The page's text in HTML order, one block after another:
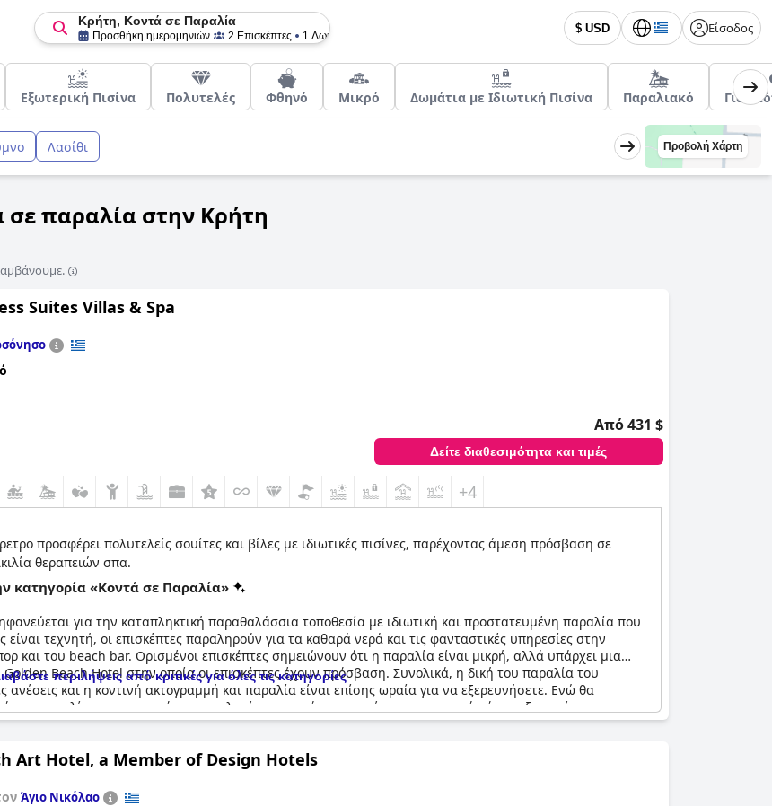
$ USD Είσοδος
Κρήτη, Κοντά σε Παραλία
Προσθήκη ημερομηνιών 2 Επισκέπτες 1 Δωμάτιο
Εξωτερική Πισίνα Πολυτελές Φθηνό Μικρό Δωμάτια με Ιδιωτική Πισίνα Παραλιακό Για
Λασίθι Προβολή Χάρτη
σε παραλία στην Κρήτη
Suites Villas & Spa
Από 431 $
Δείτε διαθεσιμότητα και τιμές
+4
προσφέρει πολυτελείς σουίτες και βίλες με ιδιωτικές πισίνες, παρέχοντας άμεση πρόσβαση σε
θεραπειών σπα.
κατηγορία «Κοντά σε Παραλία»
για την καταπληκτική παραθαλάσσια τοποθεσία με ιδιωτική και προστατευμένη παραλία που
τεχνητή, οι επισκέπτες παραληρούν για τα καθαρά νερά και τις φανταστικές υπηρεσίες στην
του beach bar. Ορισμένοι επισκέπτες σημειώνουν ότι η παραλία είναι μικρή, αλλά υπάρχει μια
Golden Beach Hotel στην οποία οι επισκέπτες έχουν πρόσβαση. Συνολικά, η δική του παραλία του
ανέσεις και η κοντινή ακτογραμμή και παραλία είναι επίσης ωραία για να εξερευνήσετε. Ενώ θα
της παραλίας και περισσότερες επιλογές παγωτού, οι επισκέπτες συμφωνούν ότι η εξυπηρέτηση στην
σημειώνουν ότι η παραλία του ξενοδοχείου δεν είναι η πιο όμορφη και δεν διαθέτει έναν όρμο για
περιλήψεις από κριτικές για όλες τις κατηγορίες
Art Hotel, a Member of Design Hotels
Άγιο Νικόλαο